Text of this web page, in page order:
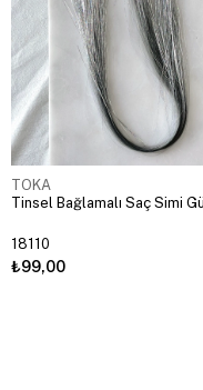
TOKA
Tinsel Bağlamalı Saç Simi
18110
₺99,00